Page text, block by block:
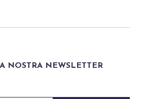
NOSTRA NEWSLETTER